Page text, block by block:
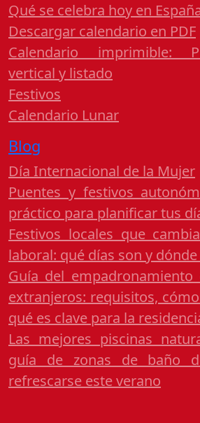
Qué se celebra hoy en
Descargar calendario en PDF
Calendario imprimible:
vertical y listado
Festivos
Calendario Lunar
Blog
Día Internacional de la Mujer
Puentes y festivos
práctico para planificar tus
Festivos locales que
laboral: qué días son y
Guía del empadronamiento
extranjeros: requisitos,
qué es clave para la
Las mejores piscinas
guía de zonas de baño
refrescarse este verano